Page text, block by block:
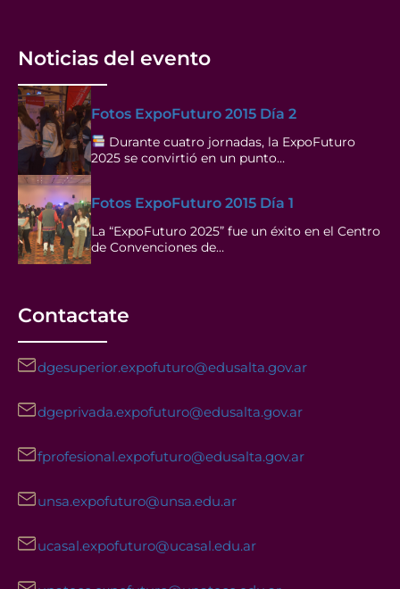
Noticias del evento
Fotos ExpoFuturo 2015 Día 2
Durante cuatro jornadas, la ExpoFuturo
2025 se convirtió en un punto…
Fotos ExpoFuturo 2015 Día 1
La “ExpoFuturo 2025” fue un éxito en el Centro
de Convenciones de…
Contactate
dgesuperior.expofuturo@edusalta.gov.ar
dgeprivada.expofuturo@edusalta.gov.ar
fprofesional.expofuturo@edusalta.gov.ar
unsa.expofuturo@unsa.edu.ar
ucasal.expofuturo@ucasal.edu.ar